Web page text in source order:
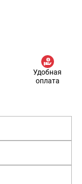
Удобная
оплата